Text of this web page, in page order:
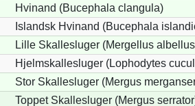
Hvinand (Bucephala clangula)
Islandsk Hvinand (Bucephala
Lille Skallesluger (Mergellus
Hjelmskallesluger (Lophodytes
Stor Skallesluger (Mergus
Toppet Skallesluger (Mergus